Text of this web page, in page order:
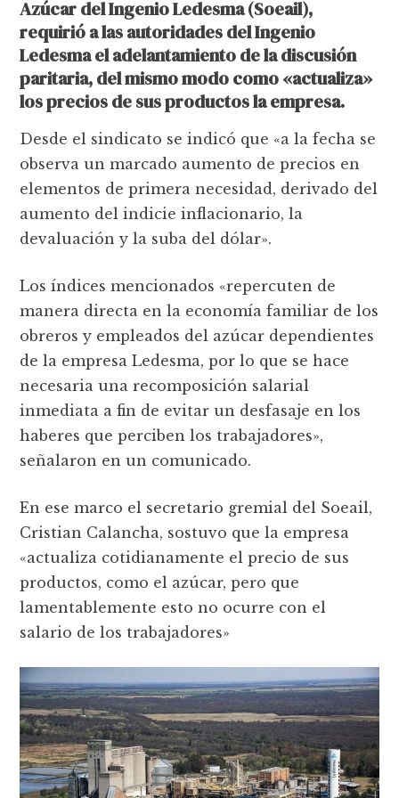
Azúcar del Ingenio Ledesma (Soeail),
requirió a las autoridades del Ingenio
Ledesma el adelantamiento de la discusión
paritaria, del mismo modo como «actualiza»
los precios de sus productos la empresa.
Desde el sindicato se indicó que «a la fecha se
observa un marcado aumento de precios en
elementos de primera necesidad, derivado del
aumento del indicie inflacionario, la
devaluación y la suba del dólar».
Los índices mencionados «repercuten de
manera directa en la economía familiar de los
obreros y empleados del azúcar dependientes
de la empresa Ledesma, por lo que se hace
necesaria una recomposición salarial
inmediata a fin de evitar un desfasaje en los
haberes que perciben los trabajadores»,
señalaron en un comunicado.
En ese marco el secretario gremial del Soeail,
Cristian Calancha, sostuvo que la empresa
«actualiza cotidianamente el precio de sus
productos, como el azúcar, pero que
lamentablemente esto no ocurre con el
salario de los trabajadores»